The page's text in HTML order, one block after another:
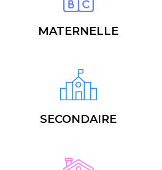
MATERNELLE
SECONDAIRE